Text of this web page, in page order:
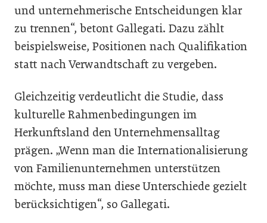
und unternehmerische Entscheidungen klar
zu trennen“, betont Gallegati. Dazu zählt
beispielsweise, Positionen nach Qualifikation
statt nach Verwandtschaft zu vergeben.
Gleichzeitig verdeutlicht die Studie, dass
kulturelle Rahmenbedingungen im
Herkunftsland den Unternehmensalltag
prägen. „Wenn man die Internationalisierung
von Familienunternehmen unterstützen
möchte, muss man diese Unterschiede gezielt
berücksichtigen“, so Gallegati.